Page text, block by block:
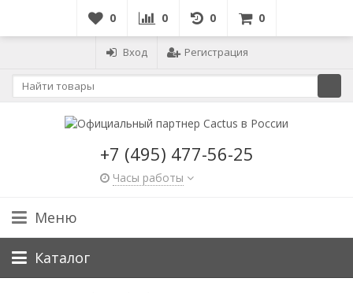
0 0 0 0
Вход Регистрация
+7 (495) 477-56-25
Часы работы
Меню
Каталог